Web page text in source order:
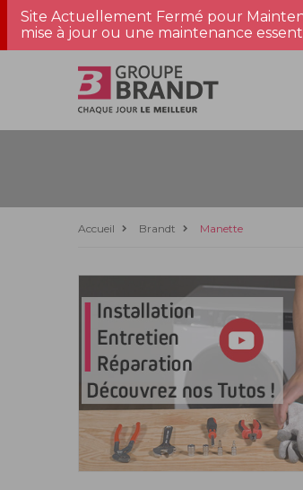
Site Actuellement Fermé pour
mise à jour ou une maintenance
Accueil Brandt Manette